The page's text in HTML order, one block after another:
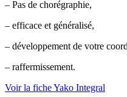
– Pas de chorégraphie,
– efficace et généralisé,
– développement de votre
– raffermissement.
Voir la fiche Yako Integral